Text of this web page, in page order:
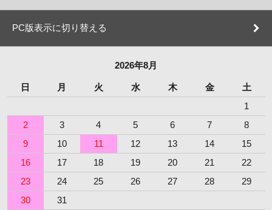
PC版表示に切り替える
2026年8月
日 月 火 水 木 金
土
1
2
3 4 5 6 7
8
9
10 11 12 13 14
15
16
17 18 19 20 21
22
23
24 25 26 27 28
29
30
31